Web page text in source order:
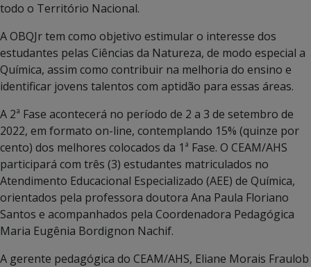
todo o Território Nacional.
A OBQJr tem como objetivo estimular o interesse dos
estudantes pelas Ciências da Natureza, de modo especial a
Química, assim como contribuir na melhoria do ensino e
identificar jovens talentos com aptidão para essas áreas.
A 2ª Fase acontecerá no período de 2 a 3 de setembro de
2022, em formato on-line, contemplando 15% (quinze por
cento) dos melhores colocados da 1ª Fase. O CEAM/AHS
participará com três (3) estudantes matriculados no
Atendimento Educacional Especializado (AEE) de Química,
orientados pela professora doutora Ana Paula Floriano
Santos e acompanhados pela Coordenadora Pedagógica
Maria Eugênia Bordignon Nachif.
A gerente pedagógica do CEAM/AHS, Eliane Morais Fraulob